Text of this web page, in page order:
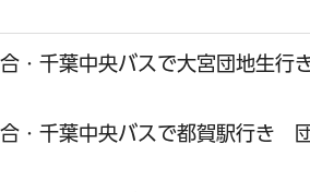
・千葉中央バスで大宮団地生行
・千葉中央バスで都賀駅行き